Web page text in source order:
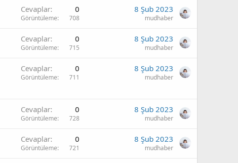
Cevaplar 0
Görüntüleme 708
8 Şub 2023
mudhaber
Cevaplar 0
Görüntüleme 715
8 Şub 2023
mudhaber
Cevaplar 0
Görüntüleme 711
8 Şub 2023
mudhaber
Cevaplar 0
Görüntüleme 728
8 Şub 2023
mudhaber
Cevaplar 0
Görüntüleme 721
8 Şub 2023
mudhaber